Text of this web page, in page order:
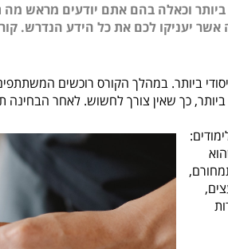
וכאלה בהם אתם יודעים מראש
אשר יעניקו לכם את כל הידע הנדרש.
ביותר. במהלך הקורס רוכשים
כך שאין צורך לחשוש. לאחר הבחינה